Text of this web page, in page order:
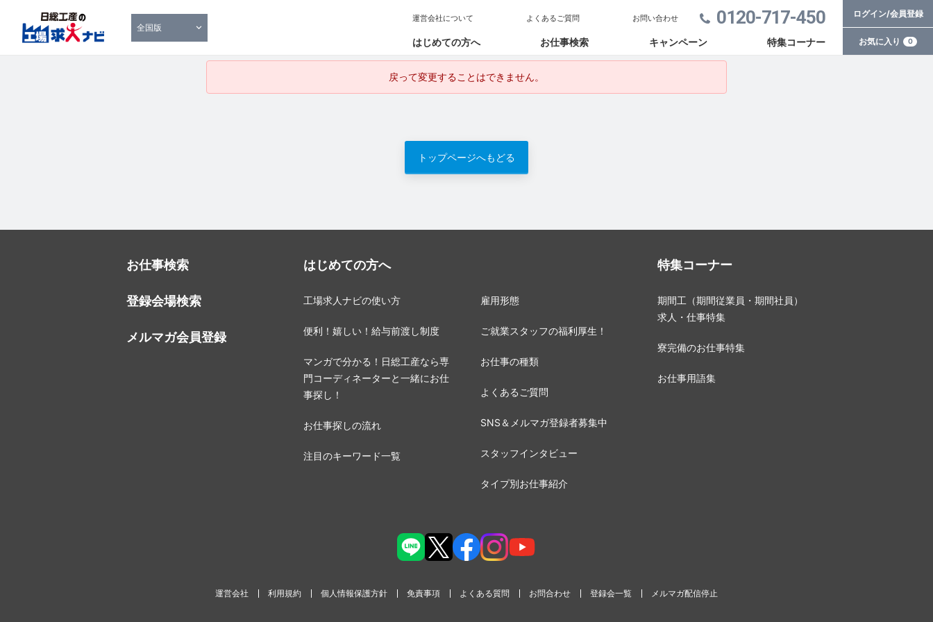
全国版 0120-717-450
はじめての方へ お仕事検索 キャンペーン 特集コーナー
運営会社について よくあるご質問 お問い合わせ ログイン/会員登録
お気に入り 0
戻って変更することはできません。
トップページへもどる
お仕事検索
登録会場検索
メルマガ会員登録
はじめての方へ
工場求人ナビの使い方
便利！嬉しい！給与前渡し制度
マンガで分かる！日総工産なら専
門コーディネーターと一緒にお仕
事探し！
お仕事探しの流れ
注目のキーワード一覧
雇用形態
ご就業スタッフの福利厚生！
お仕事の種類
よくあるご質問
SNS＆メルマガ登録者募集中
スタッフインタビュー
タイプ別お仕事紹介
特集コーナー
期間工（期間従業員・期間社員）
求人・仕事特集
寮完備のお仕事特集
お仕事用語集
運営会社 利用規約 個人情報保護方針 免責事項 よくある質問 お問合わせ 登録会一覧 メルマガ配信停止